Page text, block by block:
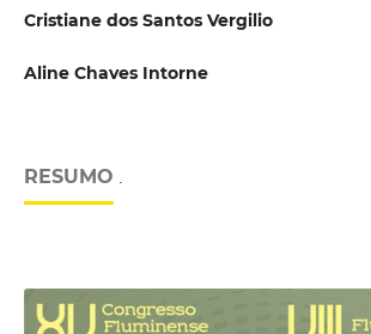
Cristiane dos Santos Vergilio
Aline Chaves Intorne
RESUMO .